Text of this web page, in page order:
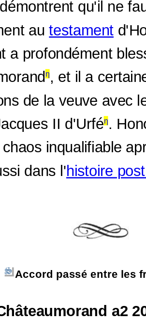
qu'il ne
autestament
a profondément
η, et il a
de la veuve avec
II d'Urféη.
chaos inqualifiable
dans l'histoire
Accord passé entre les
a2